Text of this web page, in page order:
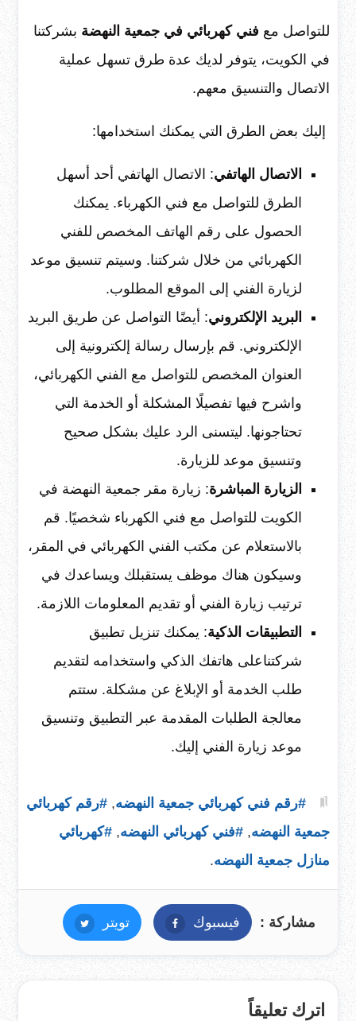
للتواصل مع فني كهربائي في جمعية النهضة بشركتنا
في الكويت، يتوفر لديك عدة طرق تسهل عملية
الاتصال والتنسيق معهم.
إليك بعض الطرق التي يمكنك استخدامها:
الاتصال الهاتفي: الاتصال الهاتفي أحد أسهل
الطرق للتواصل مع فني الكهرباء. يمكنك
الحصول على رقم الهاتف المخصص للفني
الكهربائي من خلال شركتنا. وسيتم تنسيق موعد
لزيارة الفني إلى الموقع المطلوب.
البريد الإلكتروني: أيضًا التواصل عن طريق البريد
الإلكتروني. قم بإرسال رسالة إلكترونية إلى
العنوان المخصص للتواصل مع الفني الكهربائي،
واشرح فيها تفصيلًا المشكلة أو الخدمة التي
تحتاجونها. ليتسنى الرد عليك بشكل صحيح
وتنسيق موعد للزيارة.
الزيارة المباشرة: زيارة مقر جمعية النهضة في
الكويت للتواصل مع فني الكهرباء شخصيًا. قم
بالاستعلام عن مكتب الفني الكهربائي في المقر،
وسيكون هناك موظف يستقبلك ويساعدك في
ترتيب زيارة الفني أو تقديم المعلومات اللازمة.
التطبيقات الذكية: يمكنك تنزيل تطبيق
شركتناعلى هاتفك الذكي واستخدامه لتقديم
طلب الخدمة أو الإبلاغ عن مشكلة. ستتم
معالجة الطلبات المقدمة عبر التطبيق وتنسيق
موعد زيارة الفني إليك.
#رقم فني كهربائي جمعية النهضه, #رقم كهربائي
جمعية النهضه, #فني كهربائي النهضه, #كهربائي
منازل جمعية النهضه.
مشاركة : فيسبوك فيسبوكتويتر تويتر
اترك تعليقاً